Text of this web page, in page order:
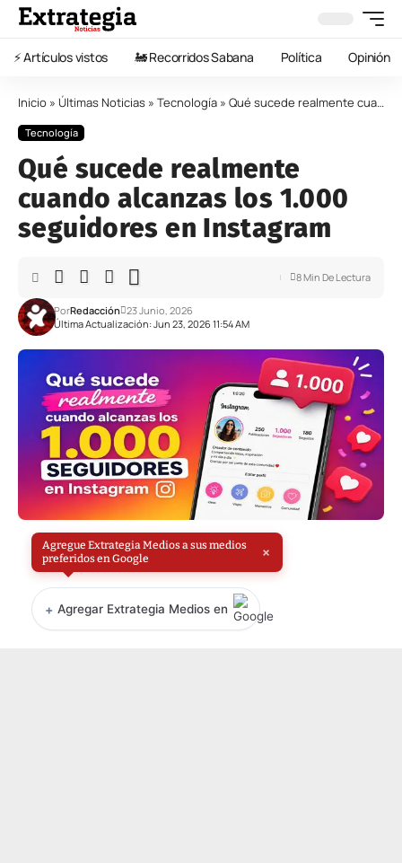
⚡️ Artículos vistos 🚂 Recorridos Sabana Política Opinión
Inicio » Últimas Noticias » Tecnología » Qué sucede realmente cuando alcanzas los 1.000 seguidores en Instagram
Tecnología
Qué sucede realmente
cuando alcanzas los 1.000
seguidores en Instagram
Última Actualización: Jun 23, 2026 11:54 AM
PorRedacción 23 Junio, 2026
8 Min De Lectura
Agregue Extrategia Medios a sus medios
preferidos en Google
×
+ Agregar Extrategia Medios en